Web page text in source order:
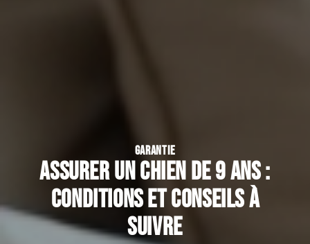
GARANTIE
Assurer un chien de 9 ans :
conditions et conseils à
suivre